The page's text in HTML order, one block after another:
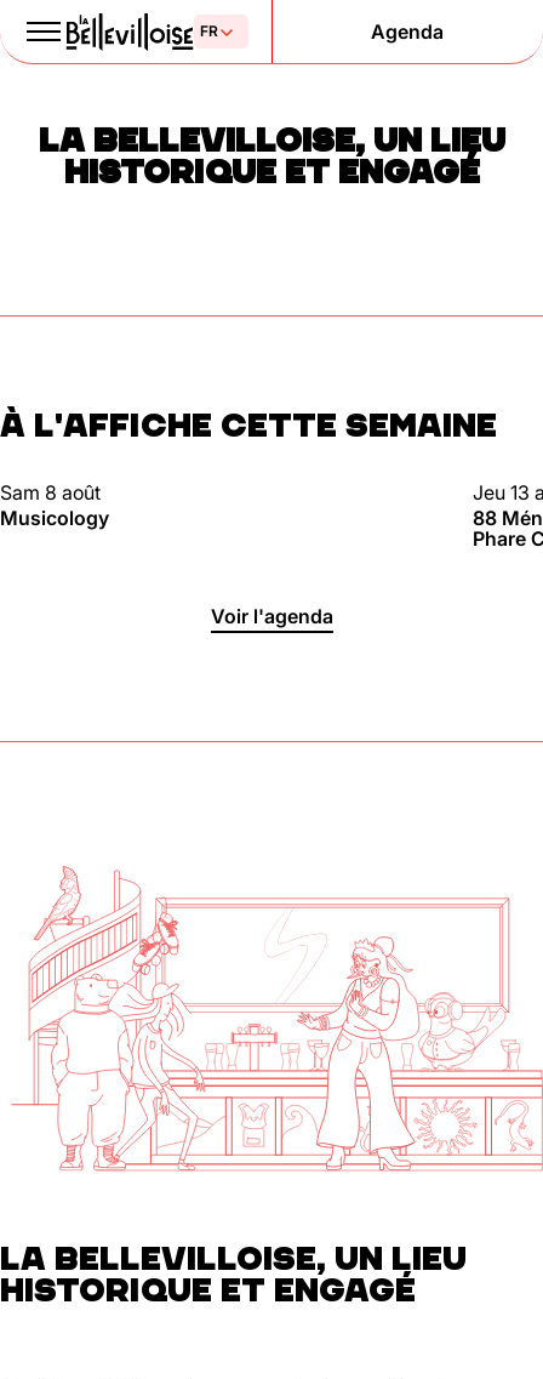
Le Paris
de la liberté
Agenda
Lun, Mar, Mer : Fermé
Le Toit
Lun, Mar, Mer, Jeu, Ven : 17h -
00h00
Sam, Dim : 15h00 - 00h00
Voir la carte
01 46 36 07 07
En savoir plus
Ménilmontant
LA BELLEVILLOISE, UN LIEU
HISTORIQUE ET ENGAGÉ
À L'AFFICHE CETTE SEMAINE
CLUBBING
Sam 8 août
Musicology
88
Jeu 13
88
Phare
Voir l'agenda
LA BELLEVILLOISE, UN LIEU
HISTORIQUE ET ENGAGÉ